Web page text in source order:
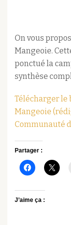
On vous
Mangeoie.
ponctué la
synthèse
Télécharger le
Mangeoie
Communauté
Partager :
J’aime ça :